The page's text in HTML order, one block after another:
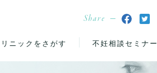
Share
ニックをさがす 不妊相談セミナー